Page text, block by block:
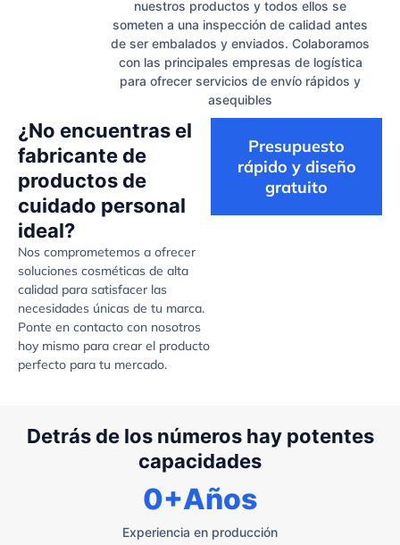
nuestros productos y todos ellos se
someten a una inspección de calidad antes
de ser embalados y enviados. Colaboramos
con las principales empresas de logística
para ofrecer servicios de envío rápidos y
asequibles
¿No encuentras el
fabricante de
productos de
cuidado personal
ideal?
Nos comprometemos a ofrecer
soluciones cosméticas de alta
calidad para satisfacer las
necesidades únicas de tu marca.
Ponte en contacto con nosotros
hoy mismo para crear el producto
perfecto para tu mercado.
Presupuesto
rápido y diseño
gratuito
Detrás de los números hay potentes
capacidades
Experiencia en producción
0+Años